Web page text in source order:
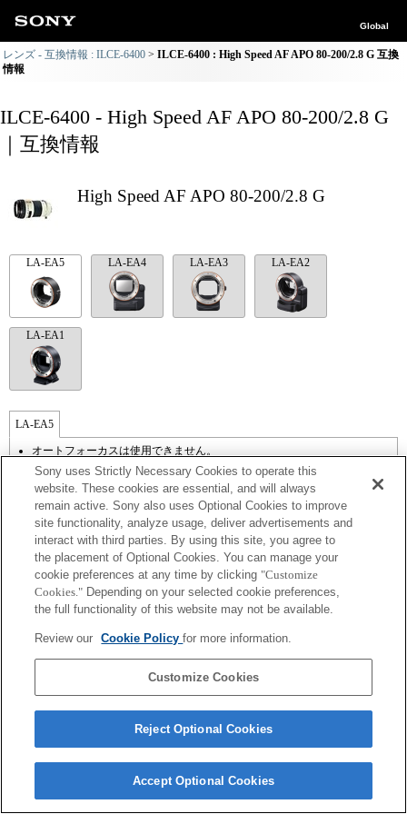
Global
レンズ - 互換情報 : ILCE-6400
ILCE-6400 : High Speed AF APO 80-200/2.8 G 互換
情報
ILCE-6400 - High Speed AF APO 80-200/2.8 G
｜互換情報
High Speed AF APO 80-200/2.8 G
LA-EA5 LA-EA4 LA-EA3 LA-EA2
LA-EA1
LA-EA5
オートフォーカスは使用できません。
装着にはマウントアダプターが必要です。
手ぶれ補正は機能しません。
動画撮影中、絞りの動作音が内蔵マイクから記録されます。
A（絞り優先）モード、S（シャッター優先）モード、M（マニュアル）モ
ード時以外では、動画撮影中にシャッタースピードや絞りの設定ができま
せん。
レンズ補正機能には対応していません。
撮影条件によっては画面の明るさにムラが出ることがありますので 電子先
幕シャッター機能はOFFにしてお使いください。
マウントアダプターを使用して「Aマウントレンズ」を装着した場合に
は、ピントリングを回してもMFアシスト機能は自動的には起動しません。
ト」機能を割り当てて使用してください
ご利用条件 プライバシーポリシー
Sony uses Strictly Necessary Cookies to operate this
website. These cookies are essential, and will always
remain active. Sony also uses Optional Cookies to improve
site functionality, analyze usage, deliver advertisements and
interact with third parties. By using this site, you agree to
the placement of Optional Cookies. You can manage your
cookie preferences at any time by clicking "Customize
Cookies." Depending on your selected cookie preferences,
the full functionality of this website may not be available.
Review our Cookie Policyfor more information.
Customize Cookies
Reject Optional Cookies
Accept Optional Cookies